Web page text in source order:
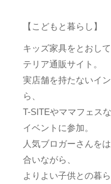
【こどもと暮らし】
キッズ家具をとおし
テリア通販サイト。
実店舗を持たないイ
ら、
T-SITEやママフェス
イベントに参加。
人気ブロガーさんを
合いながら、
よりよい子供との暮